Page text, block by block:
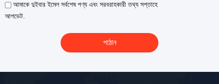
আমাকে দুইবার ইমেল সর্বশেষ পণ্য এবং সরবরাহকারী তথ্য সপ্তাহে
আপডেট.